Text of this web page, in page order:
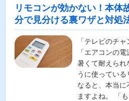
リモコンが効かない！本体
分で見分ける裏ワザと対処
「テレビのチ
「エアコンの
暑くて耐えられ
うに使っている
なると、本当
ますよね。 「